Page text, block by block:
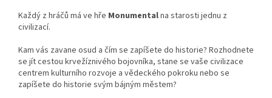
Každý z hráčů má ve hře Monumentalna starosti jednu z
civilizací.
Kam vás zavane osud a čím se zapíšete do historie? Rozhodnete
se jít cestou krvežíznivého bojovníka, stane se vaše civilizace
centrem kulturního rozvoje a vědeckého pokroku nebo se
zapíšete do historie svým bájným městem?